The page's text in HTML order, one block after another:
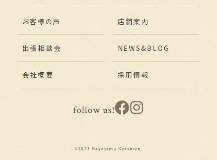
お客様の声 店舗案内
出張相談会 NEWS&BLOG
会社概要 採用情報
follow us!
©2023 Nakayama Kutsuten.